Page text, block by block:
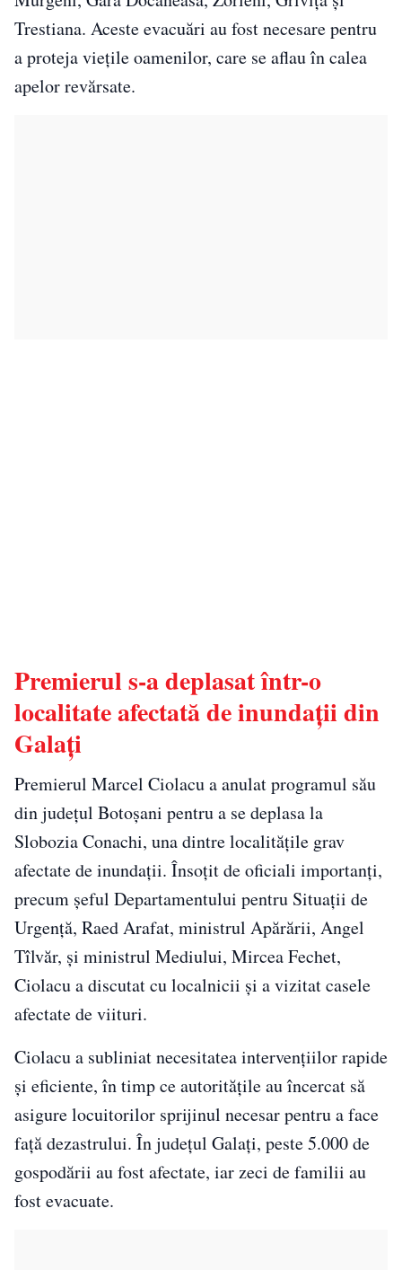
Trestiana. Aceste evacuări au fost necesare pentru
a proteja viețile oamenilor, care se aflau în calea
apelor revărsate.
Premierul s-a deplasat într-o
localitate afectată de inundații din
Galați
Premierul Marcel Ciolacu a anulat programul său
din județul Botoșani pentru a se deplasa la
Slobozia Conachi, una dintre localitățile grav
afectate de inundații. Însoțit de oficiali importanți,
precum șeful Departamentului pentru Situații de
Urgență, Raed Arafat, ministrul Apărării, Angel
Tîlvăr, și ministrul Mediului, Mircea Fechet,
Ciolacu a discutat cu localnicii și a vizitat casele
afectate de viituri.
Ciolacu a subliniat necesitatea intervențiilor rapide
și eficiente, în timp ce autoritățile au încercat să
asigure locuitorilor sprijinul necesar pentru a face
față dezastrului. În județul Galați, peste 5.000 de
gospodării au fost afectate, iar zeci de familii au
fost evacuate.